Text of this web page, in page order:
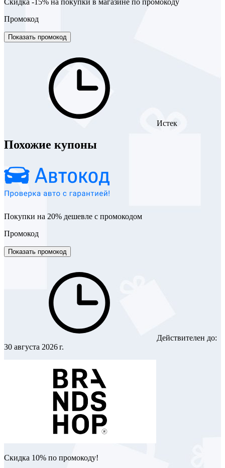
Промокод
Показать промокод
Истек
Похожие купоны
Покупки на 20% дешевле с промокодом
Промокод
Показать промокод
Действителен до:
30 августа 2026 г.
Скидка 10% по промокоду!